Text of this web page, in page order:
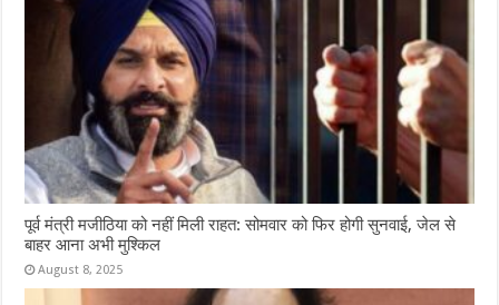
पूर्व मंत्री मजीठिया को नहीं मिली राहत: सोमवार को फिर होगी सुनवाई, जेल से
बाहर आना अभी मुश्किल
August 8, 2025